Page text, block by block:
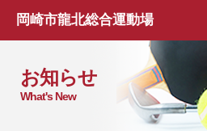
岡崎市龍北総合運動場
お知らせ
What's New